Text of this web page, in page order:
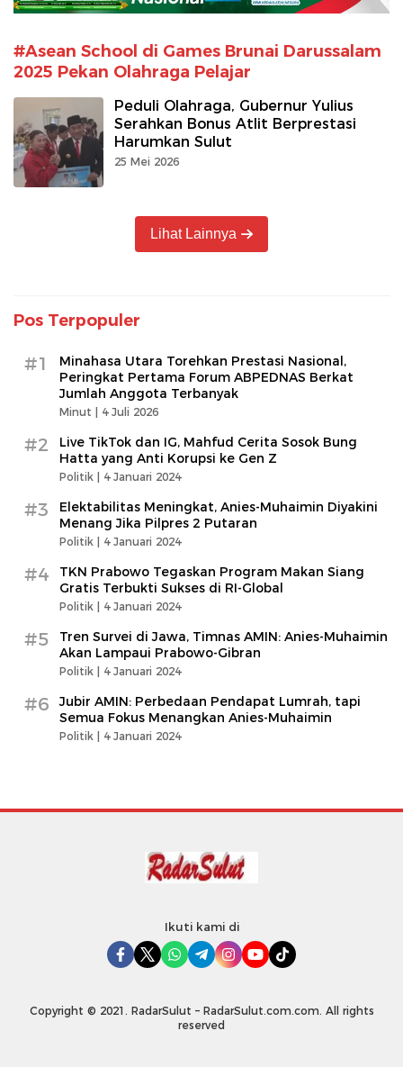
#Asean School di Games Brunai Darussalam
2025 Pekan Olahraga Pelajar
Peduli Olahraga, Gubernur Yulius
Serahkan Bonus Atlit Berprestasi
Harumkan Sulut
25 Mei 2026
Lihat Lainnya
Pos Terpopuler
#1
Minahasa Utara Torehkan Prestasi Nasional,
Peringkat Pertama Forum ABPEDNAS Berkat
Jumlah Anggota Terbanyak
Minut | 4 Juli 2026
#2
Live TikTok dan IG, Mahfud Cerita Sosok Bung
Hatta yang Anti Korupsi ke Gen Z
Politik | 4 Januari 2024
#3
Elektabilitas Meningkat, Anies-Muhaimin Diyakini
Menang Jika Pilpres 2 Putaran
Politik | 4 Januari 2024
#4
TKN Prabowo Tegaskan Program Makan Siang
Gratis Terbukti Sukses di RI-Global
Politik | 4 Januari 2024
#5
Tren Survei di Jawa, Timnas AMIN: Anies-Muhaimin
Akan Lampaui Prabowo-Gibran
Politik | 4 Januari 2024
#6
Jubir AMIN: Perbedaan Pendapat Lumrah, tapi
Semua Fokus Menangkan Anies-Muhaimin
Politik | 4 Januari 2024
Ikuti kami di
Copyright © 2021. RadarSulut – RadarSulut.com.com. All rights
reserved